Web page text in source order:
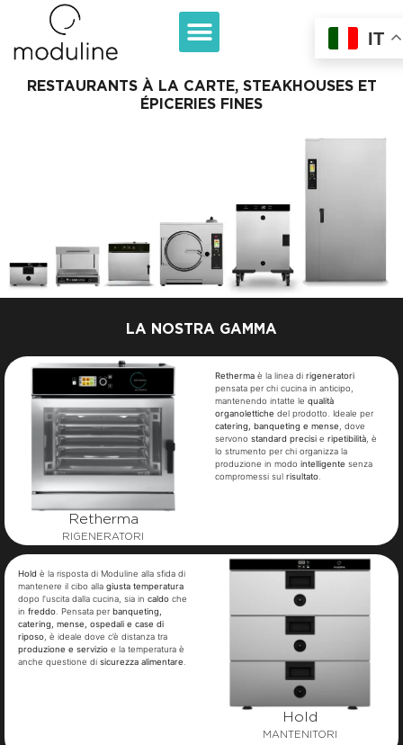
RESTAURANTS À LA CARTE, STEAKHOUSES ET
ÉPICERIES FINES
LA NOSTRA GAMMA
Retherma
RIGENERATORI
Retherma è la linea di rigeneratori
pensata per chi cucina in anticipo,
mantenendo intatte le qualità
organolettiche del prodotto. Ideale per
catering, banqueting e mense , dove
servono standard precisi e ripetibilità , è
lo strumento per chi organizza la
produzione in modo intelligente senza
compromessi sul risultato
Hold è la risposta di Moduline alla sfida di
mantenere il cibo alla giusta temperatura
dopo l’uscita dalla cucina, sia in caldo che
in freddo . Pensata per banqueting,
catering, mense, ospedali e case di
riposo , è ideale dove c’è distanza tra
produzione e servizio e la temperatura è
anche questione di sicurezza alimentare
Hold
MANTENITORI
IT